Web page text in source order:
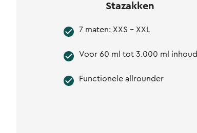
Stazakken
7 maten: XXS - XXL
Voor 60 ml tot 3.000 ml inhoud
Functionele allrounder